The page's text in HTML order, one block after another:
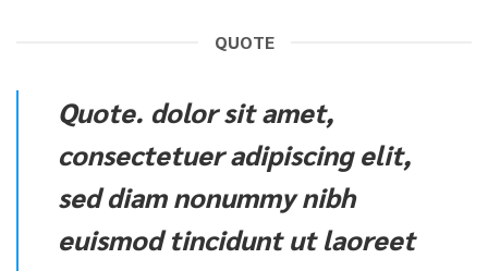
QUOTE
Quote. dolor sit amet,
consectetuer adipiscing elit,
sed diam nonummy nibh
euismod tincidunt ut laoreet